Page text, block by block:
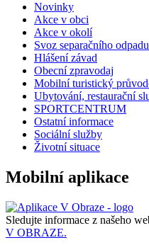
Novinky
Akce v obci
Akce v okolí
Svoz separačního odpadu
Hlášení závad
Obecní zpravodaj
Mobilní turistický
Ubytování, restaurační
SPORTCENTRUM
Ostatní informace
Sociální služby
Životní situace
Mobilní aplikace
Sledujte informace z našeho
V OBRAZE.